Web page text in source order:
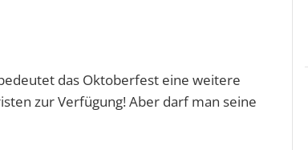
das Oktoberfest eine weitere
zur Verfügung! Aber darf man seine